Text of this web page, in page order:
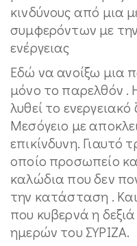
κινδύνους από μια
συμφερόντων με
ενέργειας
Εδώ να ανοίξω μια
μόνο το παρελθόν .
λυθεί το
Μεσόγειο με
επικίνδυνη. Γιαυτό
οποίο προσωπείο
καλώδια που δεν
την κατάσταση .
που κυβερνά η
ημερών του ΣΥΡΙΖΑ.